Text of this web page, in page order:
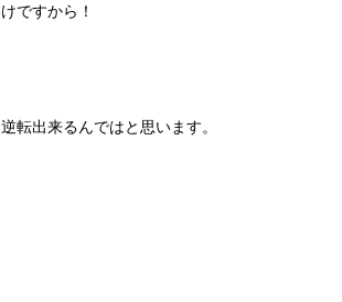
ですから！
転出来るんではと思います。